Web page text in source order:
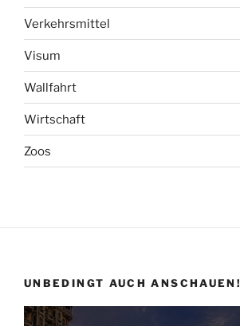
Verkehrsmittel
Visum
Wallfahrt
Wirtschaft
Zoos
UNBEDINGT AUCH ANSCHAUEN!